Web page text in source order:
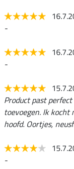
-
-
Product past
toevoegen. Ik kocht
hoofd. Oortjes,
-